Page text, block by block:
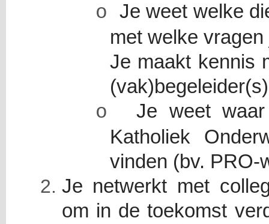
o
Je weet welke
met welke
Je maakt kennis
o
Je weet
Katholiek
vinden (bv. PRO-
Je netwerkt met
om in de toekomst